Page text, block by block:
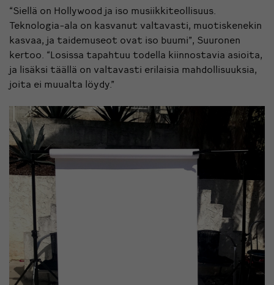
“Siellä on Hollywood ja iso musiikkiteollisuus.
Teknologia-ala on kasvanut valtavasti, muotiskenekin
kasvaa, ja taidemuseot ovat iso buumi”, Suuronen
kertoo. “Losissa tapahtuu todella kiinnostavia asioita,
ja lisäksi täällä on valtavasti erilaisia mahdollisuuksia,
joita ei muualta löydy.”